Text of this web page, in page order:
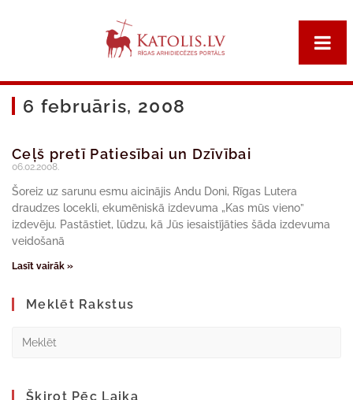
6 februāris, 2008
Ceļš pretī Patiesībai un Dzīvībai
06.02.2008.
Šoreiz uz sarunu esmu aicinājis Andu Doni, Rīgas Lutera
draudzes locekli, ekumēniskā izdevuma „Kas mūs vieno”
izdevēju. Pastāstiet, lūdzu, kā Jūs iesaistījāties šāda izdevuma
veidošanā
Lasīt vairāk »
Meklēt Rakstus
Šķirot Pēc Laika